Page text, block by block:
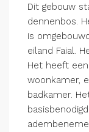
Dit gebouw
dennenbos.
is
eiland Faial.
Het heeft
woonkamer,
badkamer.